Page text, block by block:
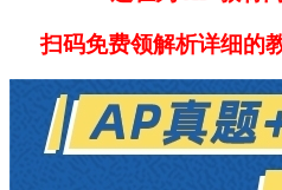
扫码免费领解析详细的